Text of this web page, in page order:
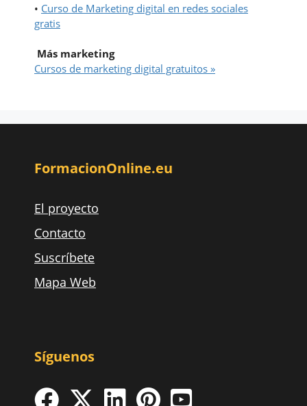
• Curso de Marketing digital en redes sociales
gratis
Más marketing
Cursos de marketing digital gratuitos »
FormacionOnline.eu
El proyecto
Contacto
Suscríbete
Mapa Web
Síguenos